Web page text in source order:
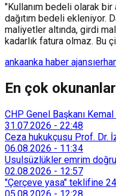
"Kullanım bedeli olarak
dağıtım bedeli ekleniyor.
maliyetler altında, girdi
kadarlık fatura olmaz. Bu
ankaanka haber ajansı
En çok okunanlar
CHP Genel Başkanı
31.07.2026 - 22:48
Ceza hukukçusu Prof. Dr.
06.08.2026 - 11:34
Usulsüzlükler emrim
02.08.2026 - 12:57
"Çerçeve yasa" teklifine
05.08.2026 - 12:28